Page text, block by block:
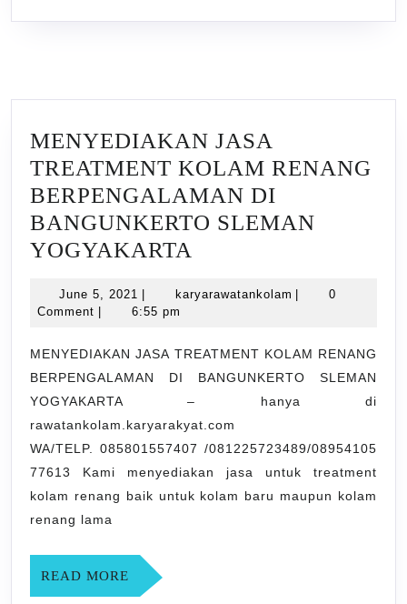
MENYEDIAKAN JASA
TREATMENT KOLAM RENANG
BERPENGALAMAN DI
BANGUNKERTO SLEMAN
YOGYAKARTA
TREATMENT
RENANG
BERPENGALAMAN
BANGUNKERTO
SLEMAN
YOGYAKARTA
June 5, 2021 June
5,
| karyarawatankolam |
0
Comment | 6:55 pm
MENYEDIAKAN JASA TREATMENT KOLAM RENANG
BERPENGALAMAN DI BANGUNKERTO SLEMAN
YOGYAKARTA – hanya di
rawatankolam.karyarakyat.com
WA/TELP. 085801557407 /081225723489/08954105
77613 Kami menyediakan jasa untuk treatment
kolam renang baik untuk kolam baru maupun kolam
renang lama
READ MORE READ
MORE